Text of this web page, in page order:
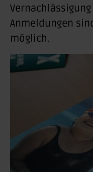
Anmeldungen
möglich.